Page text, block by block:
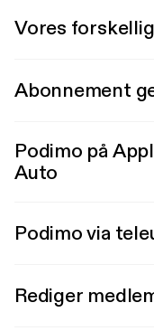
Vores
Abonnement
Podimo på
Auto
Podimo via
Rediger